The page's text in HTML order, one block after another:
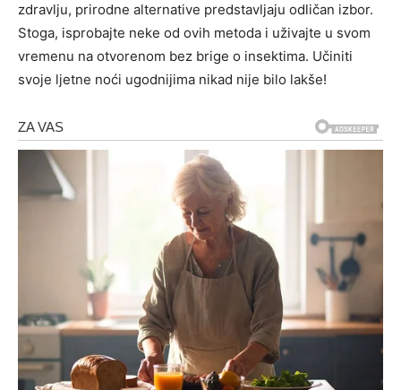
zdravlju, prirodne alternative predstavljaju odličan izbor.
Stoga, isprobajte neke od ovih metoda i uživajte u svom
vremenu na otvorenom bez brige o insektima. Učiniti
svoje ljetne noći ugodnijima nikad nije bilo lakše!